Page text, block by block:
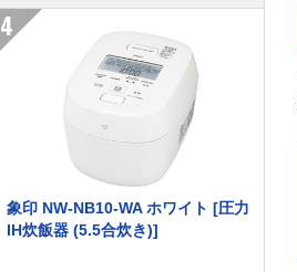
4
象印 NW-NB10-WA ホワイト [圧力
IH炊飯器 (5.5合炊き)]